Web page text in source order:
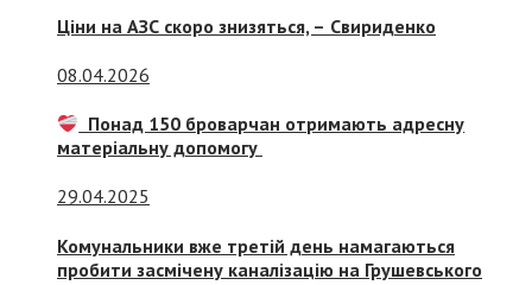
Ціни на АЗС скоро знизяться, – Свириденко
08.04.2026
Понад 150 броварчан отримають адресну
матеріальну допомогу
29.04.2025
Комунальники вже третій день намагаються
пробити засмічену каналізацію на Грушевського